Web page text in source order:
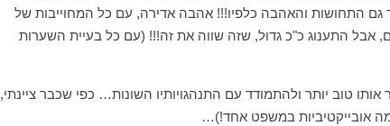
גם התחושות והאהבה כלפיו!!! אהבה אדירה, עם כל המחוייבות של
אבל התענוג כ"כ גדול, שזה שווה את זה!!! (עם כל בעיית השערות
טוב יותר ולהתמודד עם התנהגויותיו השונות… כפי שכבר ציינתי,
אובייקטיביות במשפט אחד!)…